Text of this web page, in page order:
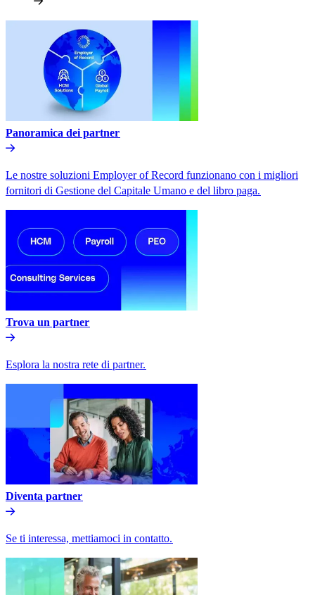
Panoramica dei partner​​
Le nostre soluzioni Employer of Record funzionano con i migliori
fornitori di Gestione del Capitale Umano e del libro paga.​​
Trova un partner​​
Esplora la nostra rete di partner.​​
Diventa partner​​
Se ti interessa, mettiamoci in contatto.​​